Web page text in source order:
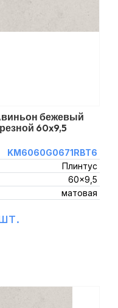
бежевый
60x9,5
KM6060G0671RBT6
Плинтус
60x9,5
матовая